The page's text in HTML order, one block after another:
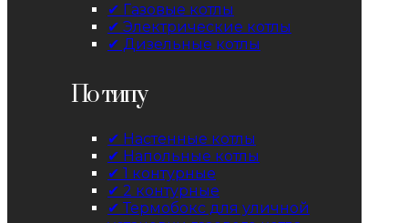
✔ Газовые котлы
✔ Электрические котлы
✔ Дизельные котлы
По типу
✔ Настенные котлы
✔ Напольные котлы
✔ 1 контурные
✔ 2 контурные
✔ Термобокс для уличной